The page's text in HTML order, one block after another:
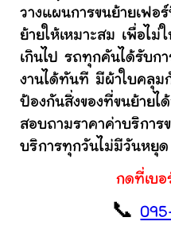
วางแผนการขนย้ายเฟอ
ย้ายให้เหมาะสม เพื่อไม่
เกินไป รถทุกคันได้รับก
งานได้ทันที มีผ้าใบคลุ
ป้องกันสิ่งของที่ขนย้าย
สอบถามราคาค่าบริการ
บริการทุกวันไม่มีวันหยุด
กดที่เบอ
📞